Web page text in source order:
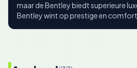
maar de Bentley biedt superieure
Bentley wint op prestige en comfort.